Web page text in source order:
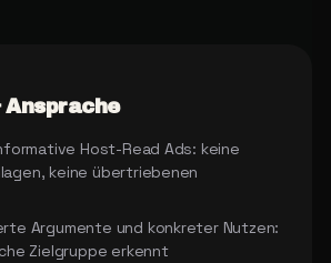
Host-Read Ads: keine
keine übertriebenen
Argumente und konkreter Nutzen:
Zielgruppe erkennt